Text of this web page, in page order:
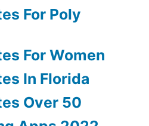
For Poly
For Women
In Florida
Over 50